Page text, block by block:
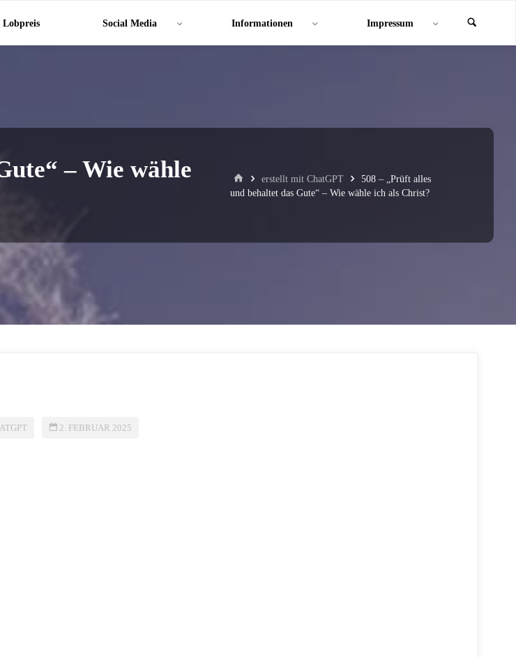
Lobpreis Social Media Informationen Impressum
– Wie wähle
Starterstellt mit ChatGPT
508 – „Prüft alles
und behaltet das Gute“ – Wie wähle ich als Christ?
2. FEBRUAR 2025